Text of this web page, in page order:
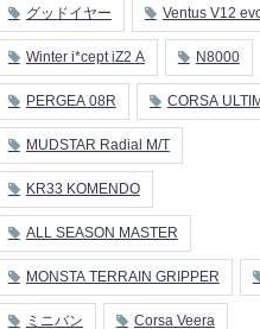
グッドイヤー Ventus V12
Winter i*cept iZ2 A N8000
PERGEA 08R CORSA
MUDSTAR Radial M/T
KR33 KOMENDO
ALL SEASON MASTER
MONSTA TERRAIN GRIPPER
ミニバン Corsa Veera